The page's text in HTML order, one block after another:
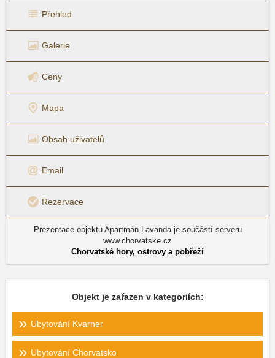
Přehled
Galerie
Ceny
Mapa
Obsah uživatelů
Email
Rezervace
Prezentace objektu Apartmán Lavanda je součástí serveru
www.chorvatske.cz
Chorvatské hory, ostrovy a pobřeží
Objekt je zařazen v kategoriích:
Ubytování Kvarner
Ubytování Chorvatsko